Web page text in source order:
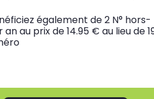
également de 2 N° hors-
au prix de 14.95 € au lieu de